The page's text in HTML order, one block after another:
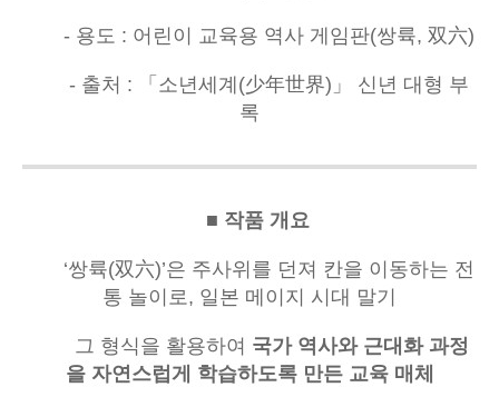
- 용도 : 어린이 교육용 역사 게임판(쌍륙, 双六)
- 출처 : 「소년세계(少年世界)」 신년 대형 부
록
■ 작품 개요
‘쌍륙(双六)’은 주사위를 던져 칸을 이동하는 전
통 놀이로, 일본 메이지 시대 말기
그 형식을 활용하여 국가 역사와 근대화 과정
을 자연스럽게 학습하도록 만든 교육 매체